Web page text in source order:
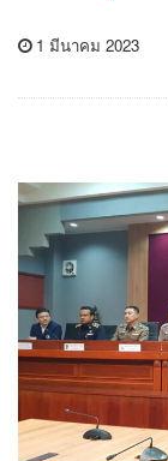
1 มีนาคม 2023